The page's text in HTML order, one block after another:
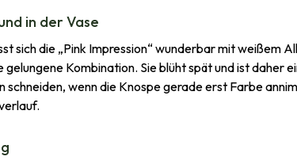
in der Vase
sich die „Pink Impression“ wunderbar mit weißem
gelungene Kombination. Sie blüht spät und ist daher
schneiden, wenn die Knospe gerade erst Farbe